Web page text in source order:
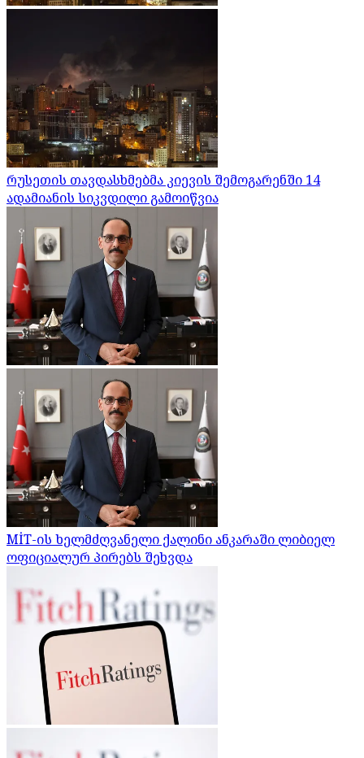
რუსეთის თავდასხმებმა კიევის შემოგარენში 14
ადამიანის სიკვდილი გამოიწვია
MİT-ის ხელმძღვანელი ქალინი ანკარაში ლიბიელ
ოფიციალურ პირებს შეხვდა